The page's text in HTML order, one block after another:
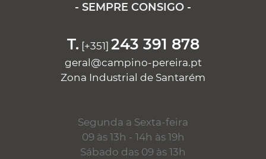
- SEMPRE CONSIGO -
T. [+351] 243 391 878
geral@campino-pereira.pt
Zona Industrial de Santarém
Segunda a Sexta-feira
09 às 13h - 14h às 19h
Sábado das 09 às 13h